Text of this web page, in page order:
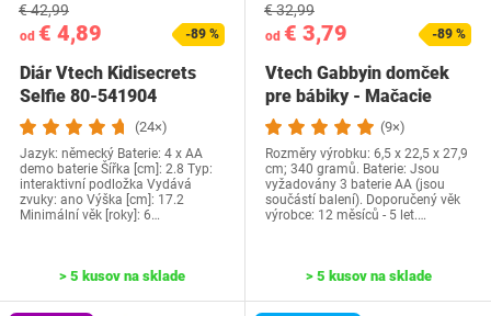
od € 4,89
€ 42,99
-89 %
Diár Vtech Kidisecrets
Selfie 80-541904
(24×)
Jazyk: německý Baterie: 4 x AA
demo baterie Šířka [cm]: 2.8 Typ:
interaktivní podložka Vydává
zvuky: ano Výška [cm]: 17.2
Minimální věk [roky]: 6…
> 5 kusov na sklade
od € 3,79
€ 32,99
-89 %
Vtech Gabbyin domček
pre bábiky - Mačacie
denník - S…
(9×)
Rozměry výrobku: 6,5 x 22,5 x 27,9
cm; 340 gramů. Baterie: Jsou
vyžadovány 3 baterie AA (jsou
součástí balení). Doporučený věk
výrobce: 12 měsíců - 5 let.…
> 5 kusov na sklade